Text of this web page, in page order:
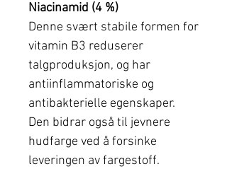
Niacinamid (4 %)
Denne svært stabile formen for
vitamin B3 reduserer
talgproduksjon, og har
antiinflammatoriske og
antibakterielle egenskaper.
Den bidrar også til jevnere
hudfarge ved å forsinke
leveringen av fargestoff.